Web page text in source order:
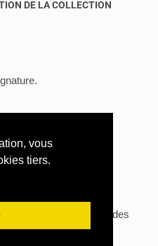
vous
tiers.
DE LA COLLECTION
autorisation du titulaire des
06
15